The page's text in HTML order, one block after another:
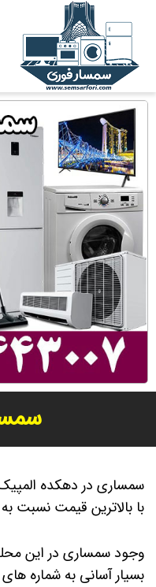
به
محتوا
سمساری در دهکده
با بالاترین قیمت نسبت
وجود سمساری در این
بسیار آسانی به شماره